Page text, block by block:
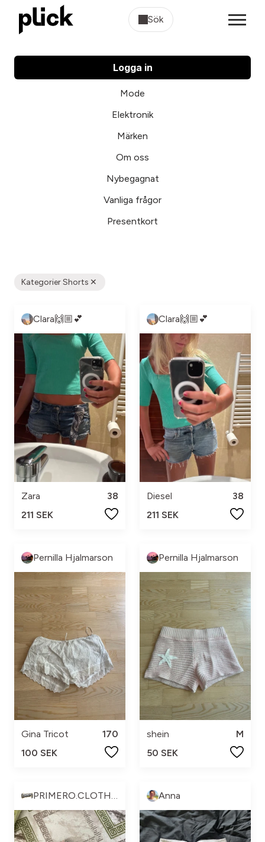
Sök
Logga in
Mode
Elektronik
Märken
Om oss
Nybegagnat
Vanliga frågor
Presentkort
Kategorier Shorts
Clara🙌🏼💕
Zara
38
211 SEK
Clara🙌🏼💕
Diesel
38
211 SEK
Pernilla Hjalmarson
Gina Tricot
170
100 SEK
Pernilla Hjalmarson
shein
M
50 SEK
PRIMERO.CLOTHES Anna